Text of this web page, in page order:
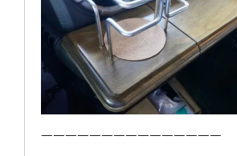
———————————————